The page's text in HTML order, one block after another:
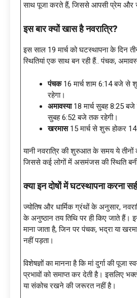
साथ पूजा करते हैं, जिससे आपसी प्रेम और
इस बार क्यों खास है नवरात्रि?
इस साल 19 मार्च को घटस्थापना के दिन तीन
स्थितियां एक साथ बन रही हैं.. पंचक,
पंचक16 मार्च शाम 6:14 बजे से
रहेगा।
अमावस्या18 मार्च सुबह 8:25 बजे
सुबह 6:52 बजे तक रहेगी।
खरमास15 मार्च से शुरू होकर
यानी नवरात्रि की शुरुआत के समय ये तीनों
जिससे कई लोगों में असमंजस की स्थिति
क्या इन दोषों में घटस्थापना करना
ज्योतिष और धार्मिक ग्रंथों के अनुसार,
के अनुष्ठान तय तिथि पर ही किए जाते हैं।
माना जाता है, जिन पर पंचक, भद्रा या
नहीं पड़ता।
विशेषज्ञों का मानना है कि मां दुर्गा की पूजा
प्रभावों को समाप्त कर देती है। इसलिए
या संकोच रखने की जरूरत नहीं है।